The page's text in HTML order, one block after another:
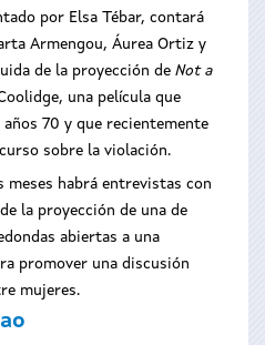
por Elsa Tébar, contará
Armengou, Áurea Ortiz y
de la proyección de Not a
una película que
70 y que recientemente
sobre la violación.
habrá entrevistas con
la proyección de una de
abiertas a una
promover una discusión
mujeres.